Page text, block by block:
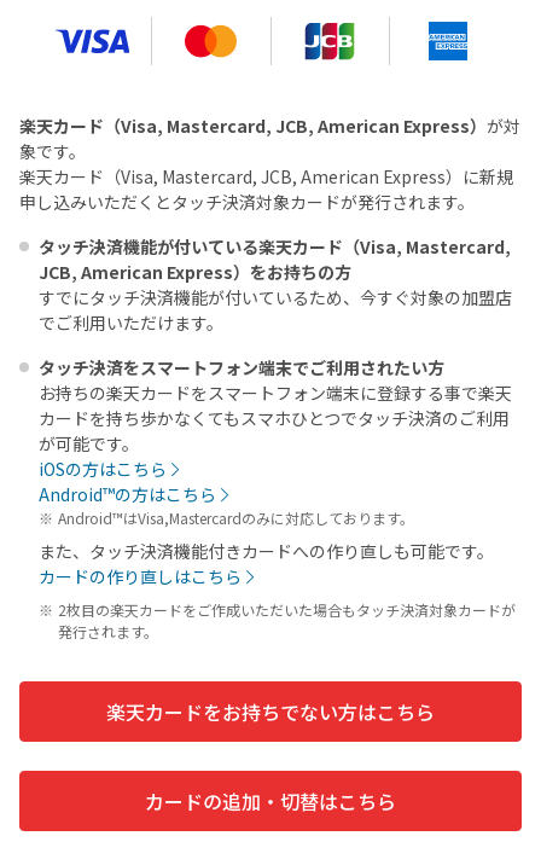
楽天カード（Visa, Mastercard, JCB, American Express） が対
象です。
楽天カード（Visa, Mastercard, JCB, American Express）に新規
申し込みいただくとタッチ決済対象カードが発行されます。
タッチ決済機能が付いている楽天カード（Visa, Mastercard,
JCB, American Express）をお持ちの方
すでにタッチ決済機能が付いているため、今すぐ対象の加盟店
でご利用いただけます。
タッチ決済をスマートフォン端末でご利用されたい方
お持ちの楽天カードをスマートフォン端末に登録する事で楽天
カードを持ち歩かなくてもスマホひとつでタッチ決済のご利用
が可能です。
iOSの方はこちら
Android™の方はこちら
Android™はVisa,Mastercardのみに対応しております。
また、タッチ決済機能付きカードへの作り直しも可能です。
カードの作り直しはこちら
2枚目の楽天カードをご作成いただいた場合もタッチ決済対象カードが
発行されます。
楽天カードをお持ちでない方はこちら
カードの追加・切替はこちら